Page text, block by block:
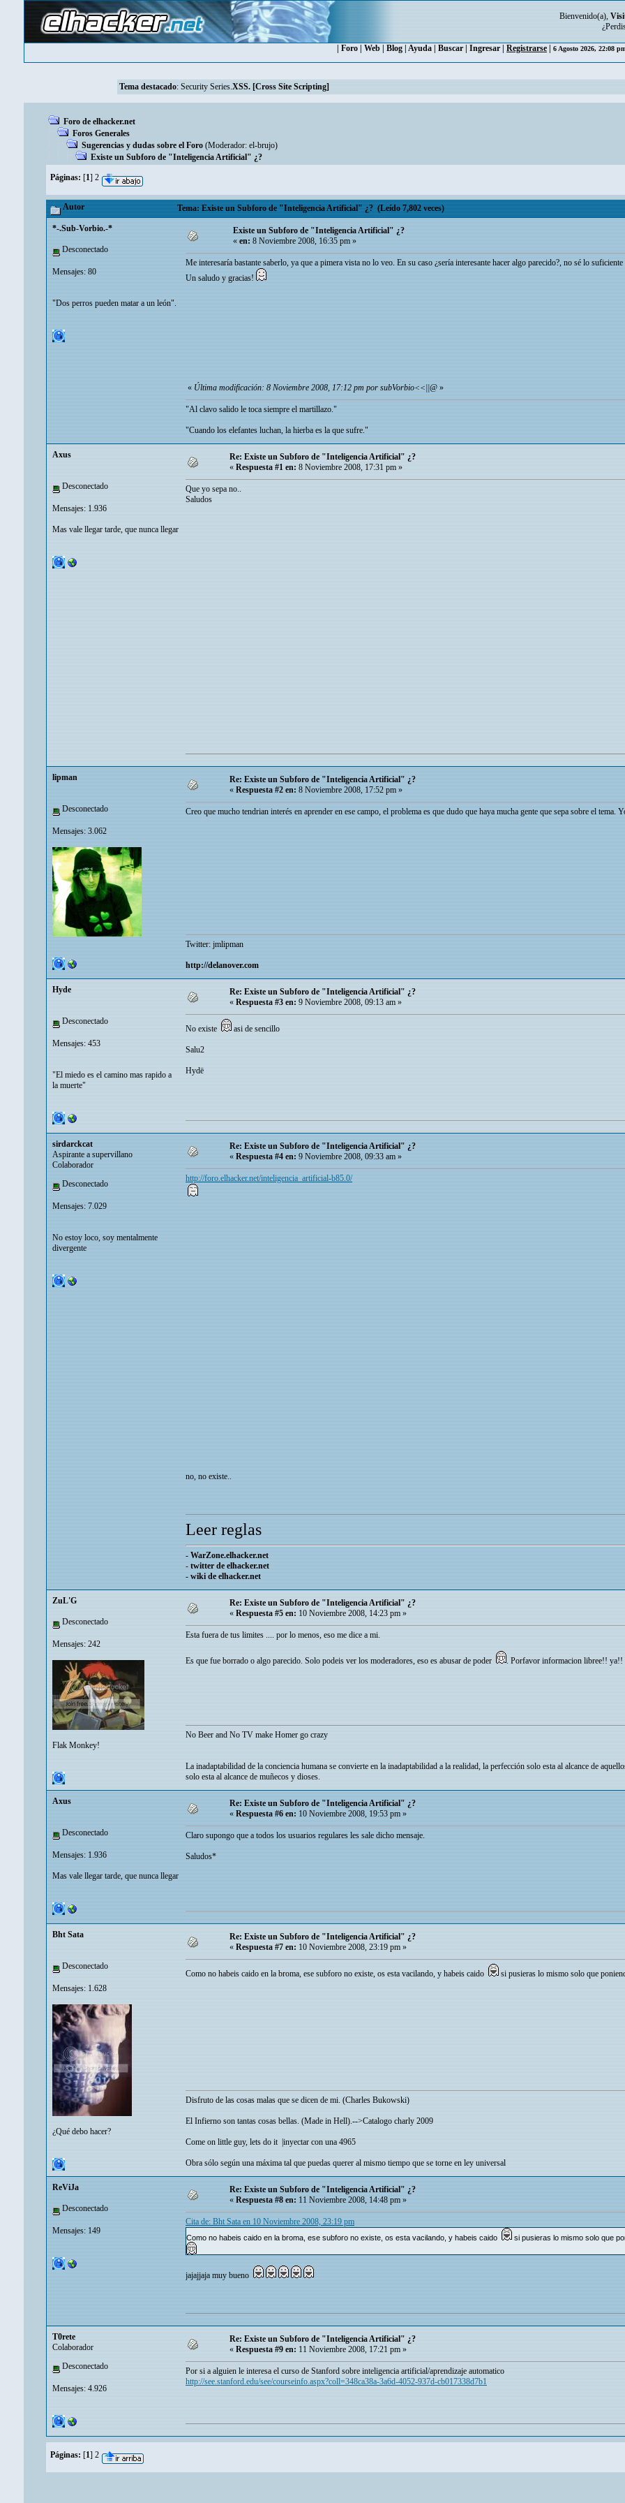
Bienvenido(a),
Foro Web Blog Ayuda Buscar Ingresar Registrarse 6 Agosto 2026, 22:08
Tema destacado: Security Series.XSS. [Cross Site Scripting]
Foro de elhacker.net
Foros Generales
Sugerencias y dudas sobre el Foro (Moderador: el-brujo)
Existe un Subforo de "Inteligencia Artificial" ¿?
Páginas: [1] 2
Autor Tema: Existe un Subforo de "Inteligencia Artificial" ¿? (Leído 7,802 veces)
*-.Sub-Vorbio.-*
Desconectado
Mensajes: 80
"Dos perros pueden matar a un león".
Existe un Subforo de "Inteligencia Artificial" ¿?
«en:8 Noviembre 2008, 16:35 pm »
Me interesaría bastante saberlo, ya que a pimera vista no lo veo. En su caso ¿sería interesante hacer algo parecido?, no sé lo
Un saludo y gracias!
«Última modificación: 8 Noviembre 2008, 17:12 pm por subVorbio<<||@»
"Al clavo salido le toca siempre el martillazo."
"Cuando los elefantes luchan, la hierba es la que sufre."
Axus
Desconectado
Mensajes: 1.936
Mas vale llegar tarde, que nunca llegar
Re: Existe un Subforo de "Inteligencia Artificial" ¿?
« Respuesta #1 en: 8 Noviembre 2008, 17:31 pm »
Que yo sepa no..
Saludos
‭lipman
Desconectado
Mensajes: 3.062
Re: Existe un Subforo de "Inteligencia Artificial" ¿?
«Respuesta #2 en:8 Noviembre 2008, 17:52 pm »
Creo que mucho tendrian interés en aprender en ese campo, el problema es que dudo que haya mucha gente que sepa sobre el
Twitter:jmlipman
http://delanover.com
Hyde
Desconectado
Mensajes: 453
"El miedo es el camino mas rapido a
la muerte"
Re: Existe un Subforo de "Inteligencia Artificial" ¿?
« Respuesta #3 en: 9 Noviembre 2008, 09:13 am »
No existe asi de sencillo
Salu2
Hydë
sirdarckcat
Aspirante a supervillano
Colaborador
Desconectado
Mensajes: 7.029
No estoy loco, soy mentalmente
divergente
Re: Existe un Subforo de "Inteligencia Artificial" ¿?
«Respuesta #4 en:9 Noviembre 2008, 09:33 am »
http://foro.elhacker.net/inteligencia_artificial-b85.0/
no, no existe..
Leer reglas
-WarZone.elhacker.net
-twitter de elhacker.net
-wiki de elhacker.net
ZuL'G
Desconectado
Mensajes: 242
Flak Monkey!
Re: Existe un Subforo de "Inteligencia Artificial" ¿?
« Respuesta #5 en: 10 Noviembre 2008, 14:23 pm »
Esta fuera de tus limites .... por lo menos, eso me dice a mi.
Es que fue borrado o algo parecido. Solo podeis ver los moderadores, eso es abusar de poder . Porfavor informacion libree!! ya!!
No Beer and No TV make Homer go crazy
La inadaptabilidad de la conciencia humana se convierte en la inadaptabilidad a la realidad, la perfección solo esta al alcance de
solo esta al alcance de muñecos y dioses.
Axus
Desconectado
Mensajes: 1.936
Mas vale llegar tarde, que nunca llegar
Re: Existe un Subforo de "Inteligencia Artificial" ¿?
«Respuesta #6 en:10 Noviembre 2008, 19:53 pm »
Claro supongo que a todos los usuarios regulares les sale dicho mensaje.
Saludos*
Bht Sata
Desconectado
Mensajes: 1.628
¿Qué debo hacer?
Re: Existe un Subforo de "Inteligencia Artificial" ¿?
« Respuesta #7 en: 10 Noviembre 2008, 23:19 pm »
Como no habeis caido en la broma, ese subforo no existe, os esta vacilando, y habeis caido si pusieras lo mismo solo que
Disfruto de las cosas malas que se dicen de mi. (Charles Bukowski)
El Infierno son tantas cosas bellas. (Made in Hell).-->Catalogo charly 2009
Come on little guy, lets do it | inyectar con una 4965
Obra sólo según una máxima tal que puedas querer al mismo tiempo que se torne en ley universal
ReViJa
Desconectado
Mensajes: 149
Re: Existe un Subforo de "Inteligencia Artificial" ¿?
«Respuesta #8 en:11 Noviembre 2008, 14:48 pm »
Cita de: Bht Sata en 10 Noviembre 2008, 23:19 pm
Como no habeis caido en la broma, ese subforo no existe, os esta vacilando, y habeis caido si pusieras lo mismo solo que
jajajjaja muy bueno
T0rete
Colaborador
Desconectado
Mensajes: 4.926
Re: Existe un Subforo de "Inteligencia Artificial" ¿?
« Respuesta #9 en: 11 Noviembre 2008, 17:21 pm »
Por si a alguien le interesa el curso de Stanford sobre inteligencia artificial/aprendizaje automatico
http://see.stanford.edu/see/courseinfo.aspx?coll=348ca38a-3a6d-4052-937d-cb017338d7b1
Páginas: [1] 2